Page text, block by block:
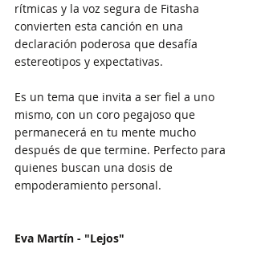
rítmicas y la voz segura de Fitasha
convierten esta canción en una
declaración poderosa que desafía
estereotipos y expectativas.
Es un tema que invita a ser fiel a uno
mismo, con un coro pegajoso que
permanecerá en tu mente mucho
después de que termine. Perfecto para
quienes buscan una dosis de
empoderamiento personal.
Eva Martín - "Lejos"